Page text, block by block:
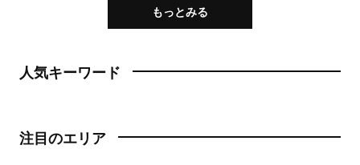
もっとみる
人気キーワード
注目のエリア